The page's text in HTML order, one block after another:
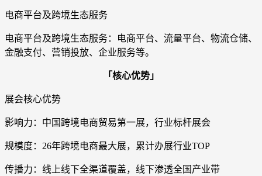
电商平台及跨境生态服务
电商平台及跨境生态服务：电商平台、流量平台、物流仓储、
金融支付、营销投放、企业服务等。
「核心优势」
展会核心优势
影响力：中国跨境电商贸易第一展，行业标杆展会
规模度：26年跨境电商最大展，累计办展行业TOP
传播力：线上线下全渠道覆盖，线下渗透全国产业带